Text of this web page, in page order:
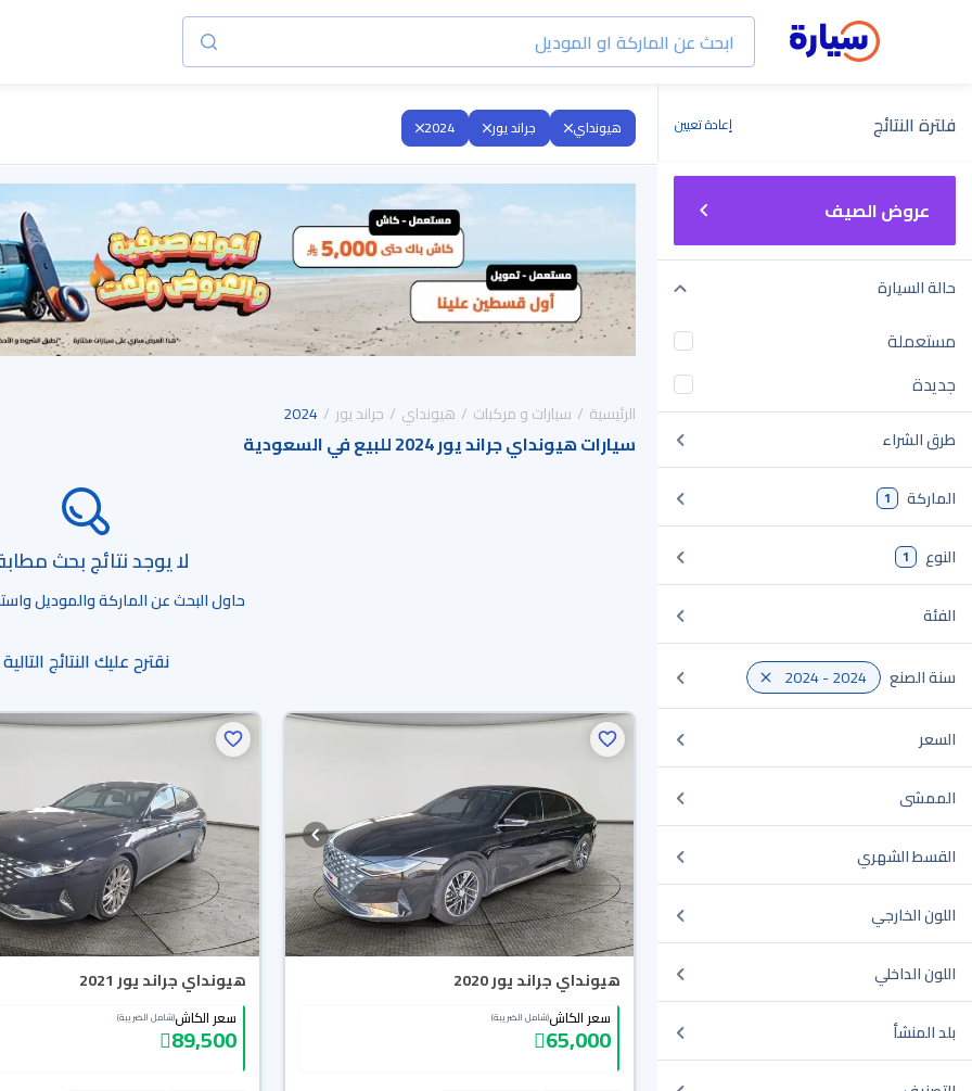
فلترة النتائج إعادة تعيين
عروض الصيف
حالة السيارة
مستعملة
جديدة
طرق الشراء
الماركة 1
النوع 1
الفئة
سنة الصنع 2024 - 2024
السعر
الممشى
القسط الشهري
اللون الخارجي
اللون الداخلي
بلد المنشأ
هيونداي جراند يور 2024
الرئيسية سيارات و مركبات هيونداي جراند يور 2024
سيارات هيونداي جراند يور 2024 للبيع في السعودية
لا يوجد نتائج بحث
حاول البحث عن الماركة والموديل
نقترح عليك النتائج التالية
هيونداي جراند يور 2020
سعر الكاش(شامل الضريبة)
65,000
هيونداي جراند يور 2021
سعر الكاش(شامل الضريبة)
89,500